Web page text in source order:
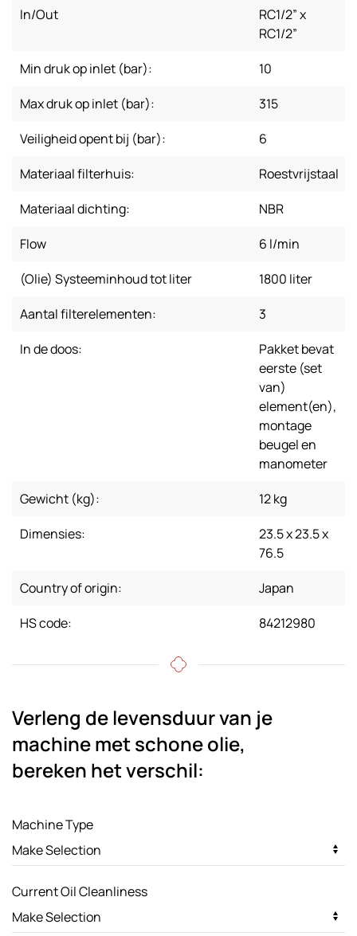
In/Out
RC1/2” x
RC1/2”
Min druk op inlet (bar):
10
Max druk op inlet (bar):
315
Veiligheid opent bij (bar):
6
Materiaal filterhuis:
Roestvrijstaal
Materiaal dichting:
NBR
Flow
6 l/min
(Olie) Systeeminhoud tot liter
1800 liter
Aantal filterelementen:
3
In de doos:
Pakket bevat
eerste (set
van)
element(en),
montage
beugel en
manometer
Gewicht (kg):
12 kg
Dimensies:
23.5 x 23.5 x
76.5
Country of origin:
Japan
HS code:
84212980
Verleng de levensduur van je
machine met schone olie,
bereken het verschil:
Machine Type
Current Oil Cleanliness